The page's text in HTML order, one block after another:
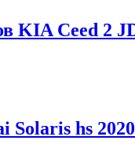
KIA Ceed 2
Solaris hs